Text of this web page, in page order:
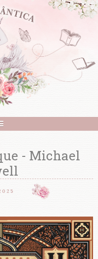
- Michael